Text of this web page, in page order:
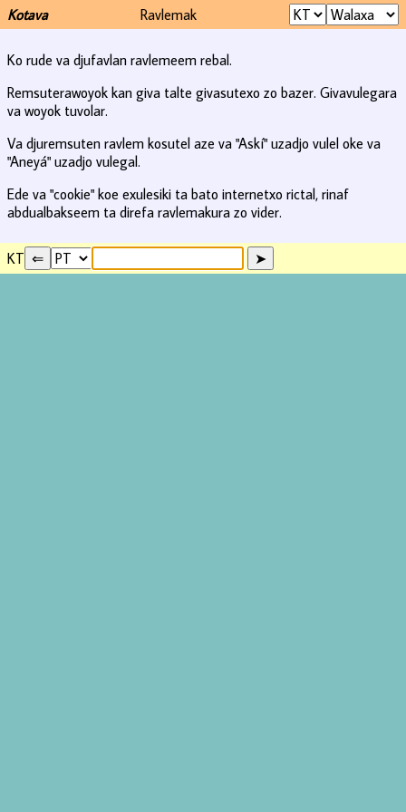
Kotava Ravlemak
Ko rude va djufavlan ravlemeem rebal.
Remsuterawoyok kan giva talte givasutexo zo bazer. Givavulegara
va woyok tuvolar.
Va djuremsuten ravlem kosutel aze va "Askí" uzadjo vulel oke va
"Aneyá" uzadjo vulegal.
Ede va "cookie" koe exulesiki ta bato internetxo rictal, rinaf
abdualbakseem ta direfa ravlemakura zo vider.
KT